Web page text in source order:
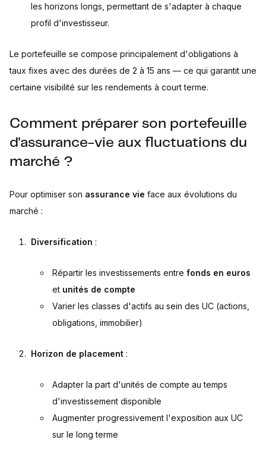
les horizons longs, permettant de s'adapter à chaque
profil d'investisseur.
Le portefeuille se compose principalement d'obligations à
taux fixes avec des durées de 2 à 15 ans — ce qui garantit une
certaine visibilité sur les rendements à court terme.
Comment préparer son portefeuille
d'assurance-vie aux fluctuations du
marché ?
Pour optimiser son assurance vie face aux évolutions du
marché :
Diversification :
Répartir les investissements entre fonds en euros
et unités de compte
Varier les classes d'actifs au sein des UC (actions,
obligations, immobilier)
Horizon de placement :
Adapter la part d'unités de compte au temps
d'investissement disponible
Augmenter progressivement l'exposition aux UC
sur le long terme